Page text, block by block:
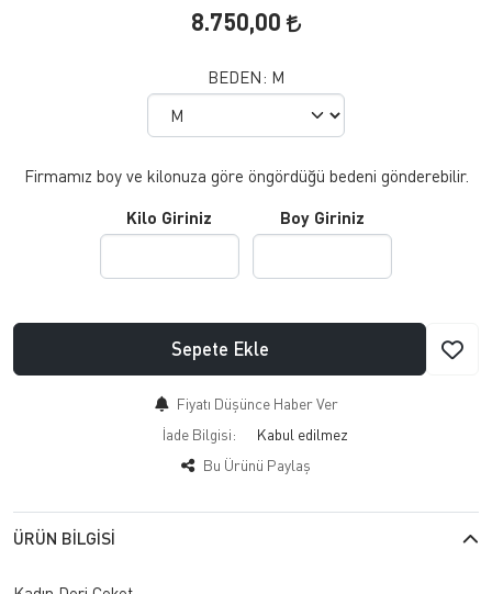
8.750,00
BEDEN: M
Firmamız boy ve kilonuza göre öngördüğü bedeni gönderebilir.
Kilo Giriniz Boy Giriniz
Sepete Ekle
Fiyatı Düşünce Haber Ver
İade Bilgisi:
Bu Ürünü Paylaş
ÜRÜN BILGISI